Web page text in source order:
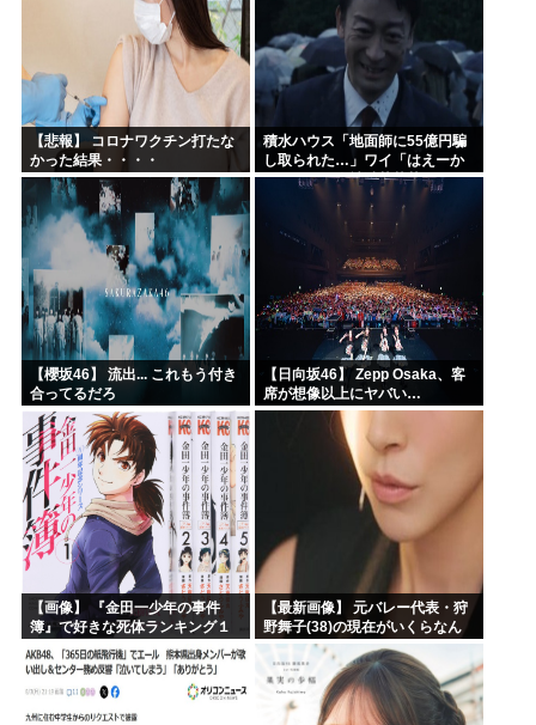
【悲報】 コロナワクチン打たな
かった結果・・・・
積水ハウス「地面師に55億円騙
し取られた…」ワイ「はえーか
わいそう…会社滅茶苦茶やろな
【櫻坂46】 流出... これもう付き
合ってるだろ
【日向坂46】 Zepp Osaka、客
席が想像以上にヤバい…
【画像】 『金田一少年の事件
簿』で好きな死体ランキング１
位がこちら！
【最新画像】 元バレー代表・狩
野舞子(38)の現在がいくらなん
でも即ハボすぎる！